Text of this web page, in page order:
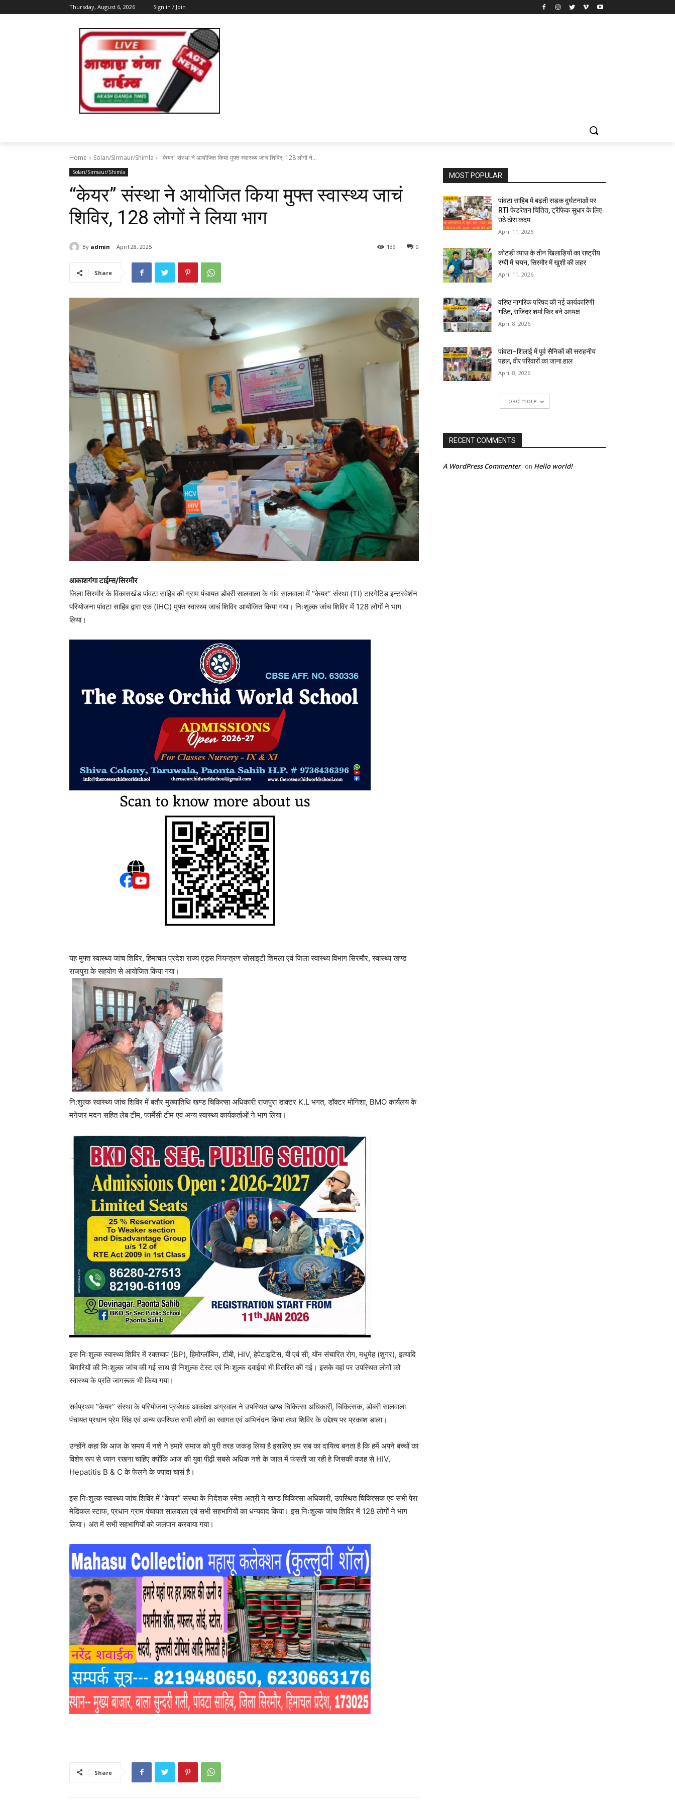
Thursday, August 6, 2026 Sign in / Join
Home Solan/Sirmaur/Shimla "केयर" संस्था ने आयोजित किया मुफ्त स्वास्थ्य जाचं शिविर, 128 लोगों ने...
Solan/Sirmaur/Shimla
“केयर” संस्था ने आयोजित किया मुफ्त स्वास्थ्य जाचं
शिविर, 128 लोगों ने लिया भाग
By admin April 28, 2025 0
139
Share
आकाशगंगा टाईम्स/सिरमौर
जिला सिरमौर के विकासखंड पांवटा साहिब की ग्राम पंचायत डोबरी सालवाला के गांव सालवाला में “केयर” संस्था (TI) टारगेटिड इन्टरवेशंन
परियोजना पांवटा साहिब द्वारा एक (IHC) मुफ्त स्वास्थ्य जाचं शिविर आयोजित किया गया। निःशुल्क जांच शिविर में 128 लोगों ने भाग
लिया।
यह मुफ्त स्वास्थ्य जांच शिविर, हिमाचल प्रदेश राज्य एड्स नियन्त्रण सोसाइटी शिमला एवं जिला स्वास्थ्य विभाग सिरमौर, स्वास्थ्य खण्ड
राजपुरा के सहयोग से आयोजित किया गया।
नि:शुल्क स्वास्थ्य जांच शिविर में बतौर मुख्यातिथि खण्ड चिकित्सा अधिकारी राजपुरा डाक्टर K.L भगत, डॉक्टर मोनिशा, BMO कार्यलय के
मनेजर मदन सहित लेब टीम, फार्मेसी टीम एवं अन्य स्वास्थ्य कार्यकर्ताओं ने भाग लिया।
इस निःशुल्क स्वास्थ्य शिविर में रक्तचाप (BP), हिमोग्लॉबिन, टीबी, HIV, हेपेटाइटिस, बी एवं सी, योंन संचारित रोग, मधुमेह (शुगर), इत्यादि
बिमारियों की निःशुल्क जांच की गई साथ ही निशुल्क टेस्ट एवं निःशुल्क दवाईयां भी वितरित की गई। इसके वहां पर उपस्थित लोगों को
स्वास्थ्य के प्रति जागरूक भी किया गया।
सर्वप्रथम “केयर” संस्था के परियोजना प्रबंधक आकांक्षा अग्रवाल ने उपस्थित खण्ड चिकित्सा अधिकारी, चिकित्सक, डोबरी सालवाला
पंचायत प्रधान प्रेम सिंह एवं अन्य उपस्थित सभी लोगों का स्वागत एवं अभिनंदन किया तथा शिविर के उद्देश्य पर प्रकाश डाला।
उन्होंने कहा कि आज के समय में नशे ने हमारे समाज को पुरी तरह जकड़ लिया है इसलिए हम सब का दायित्व बनता है कि हमें अपने बच्चों का
विशेष रूप से ध्यान रखना चाहिए क्योंकि आज की युवा पीढ़ी सबसे अधिक नशे के जाल में फंसती जा रही हे जिसकी वजह से HIV,
Hepatitis B & C के फेलने के ज्यादा चासं है।
इस निःशुल्क स्वास्थ्य जांच शिविर में “केयर” संस्था के निदेशक रमेश अत्री ने खण्ड चिकित्सा अधिकारी, उपस्थित चिकित्सक एवं सभी पेरा
मेडिकल स्टाफ, प्रधान ग्राम पंचायत सालवाला एवं सभी सहभागियों का धन्यवाद किया। इस निःशुल्क जांच शिविर में 128 लोगों ने भाग
लिया। अंत में सभी सहभागियों को जलपान करवाया गया।
Share
MOST POPULAR
पांवटा साहिब में बढ़ती सड़क दुर्घटनाओं पर
RTI फेडरेशन चिंतित, ट्रैफिक सुधार के लिए
उठे ठोस कदम
April 11, 2026
कोटड़ी व्यास के तीन खिलाड़ियों का राष्ट्रीय
रग्बी में चयन, सिरमौर में खुशी की लहर
April 11, 2026
वरिष्ठ नागरिक परिषद की नई कार्यकारिणी
गठित, राजिंदर शर्मा फिर बने अध्यक्ष
April 8, 2026
पांवटा–शिलाई में पूर्व सैनिकों की सराहनीय
पहल, वीर परिवारों का जाना हाल
April 8, 2026
Load more
RECENT COMMENTS
A WordPress Commenter on Hello world!